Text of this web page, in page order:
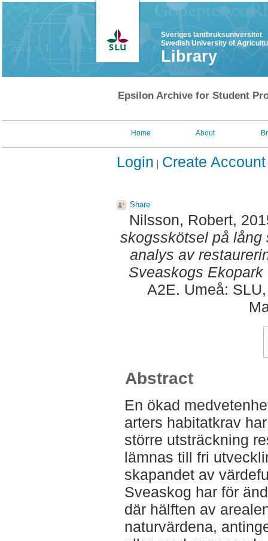
Sveriges lantbruksuniversitet
Swedish University of
Library
Epsilon Archive for Student
Home About
Login Create Account
Share
Nilsson, Robert,
skogsskötsel på lång
analys av
Sveaskogs Ekopark
A2E. Umeå:
Abstract
En ökad
arters habitatkrav
större utsträckning
lämnas till fri
skapandet av
Sveaskog har för
där hälften av
naturvärdena,